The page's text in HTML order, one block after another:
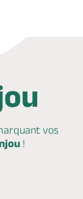
vos
!